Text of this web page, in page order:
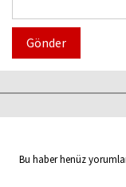
Gönder
Bu haber henüz